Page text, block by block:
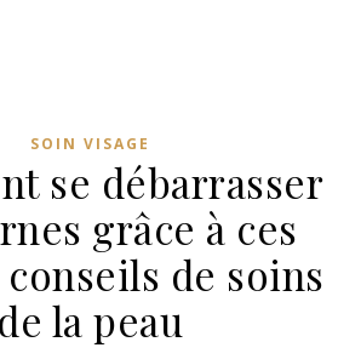
SOIN VISAGE
se débarrasser
grâce à ces
de soins
de la peau